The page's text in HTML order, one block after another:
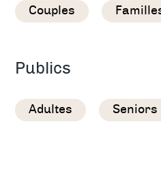
Couples
Publics
Adultes Seniors